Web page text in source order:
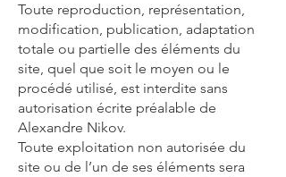
Toute reproduction, représentation,
modification, publication, adaptation
totale ou partielle des éléments du
site, quel que soit le moyen ou le
procédé utilisé, est interdite sans
autorisation écrite préalable de
Alexandre Nikov.
Toute exploitation non autorisée du
site ou de l’un de ses éléments sera